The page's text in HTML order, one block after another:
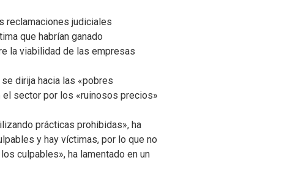
reclamaciones judiciales
que habrían ganado
la viabilidad de las empresas
dirija hacia las «pobres
sector por los «ruinosos precios»
prácticas prohibidas», ha
y hay víctimas, por lo que no
culpables», ha lamentado en un